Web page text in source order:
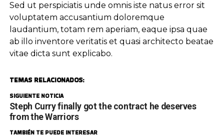
Sed ut perspiciatis unde omnis iste natus error sit
voluptatem accusantium doloremque
laudantium, totam rem aperiam, eaque ipsa quae
ab illo inventore veritatis et quasi architecto beatae
vitae dicta sunt explicabo.
TEMAS RELACIONADOS:
SIGUIENTE NOTICIA
Steph Curry finally got the contract he deserves
from the Warriors
TAMBIÉN TE PUEDE INTERESAR